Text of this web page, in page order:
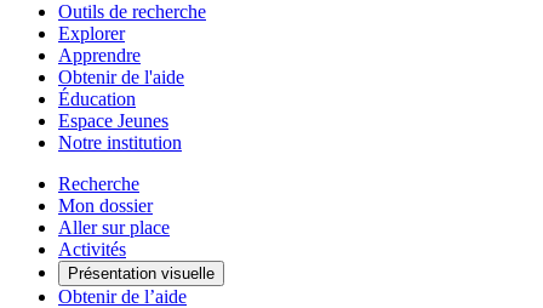
Outils de recherche
Explorer
Apprendre
Obtenir de l'aide
Éducation
Espace Jeunes
Notre institution
Recherche
Mon dossier
Aller sur place
Activités
Présentation visuelle
Obtenir de l’aide